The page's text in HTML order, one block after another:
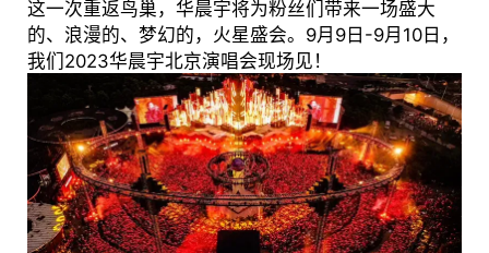
这一次重返鸟巢，华晨宇将为粉丝们带来一场盛大
的、浪漫的、梦幻的，火星盛会。9月9日-9月10日，
我们2023华晨宇北京演唱会现场见！